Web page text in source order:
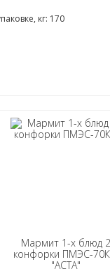
кг: 170
Мармит 1-х блюд
конфорки ПМЭС-
"АСТА"